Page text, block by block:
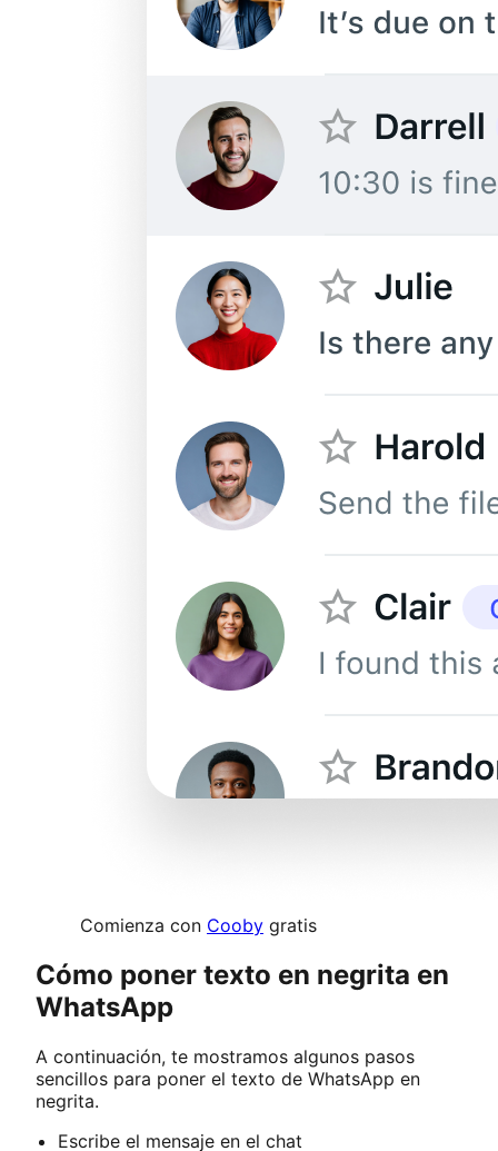
Comienza con Cooby gratis
Cómo poner texto en negrita en
WhatsApp
A continuación, te mostramos algunos pasos
sencillos para poner el texto de WhatsApp en
negrita.
Escribe el mensaje en el chat